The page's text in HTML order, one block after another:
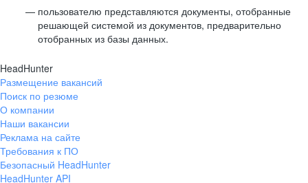
пользователю представляются документы, отобранные
решающей системой из документов, предварительно
отобранных из базы данных.
HeadHunter
Размещение вакансий
Поиск по резюме
О компании
Наши вакансии
Реклама на сайте
Требования к ПО
Безопасный HeadHunter
HeadHunter API